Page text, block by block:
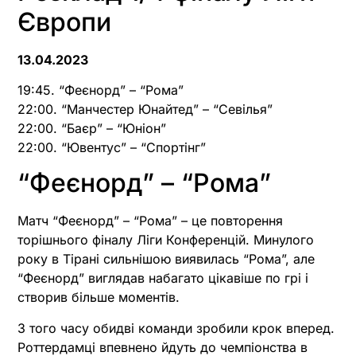
Європи
13.04.2023
19:45. “Феєнорд” – “Рома”
22:00. “Манчестер Юнайтед” – “Севілья”
22:00. “Баєр” – “Юніон”
22:00. “Ювентус” – “Спортінг”
“Феєнорд” – “Рома”
Матч “Феєнорд” – “Рома” – це повторення
торішнього фіналу Ліги Конференцій. Минулого
року в Тірані сильнішою виявилась “Рома”, але
“Феєнорд” виглядав набагато цікавіше по грі і
створив більше моментів.
З того часу обидві команди зробили крок вперед.
Роттердамці впевнено йдуть до чемпіонства в